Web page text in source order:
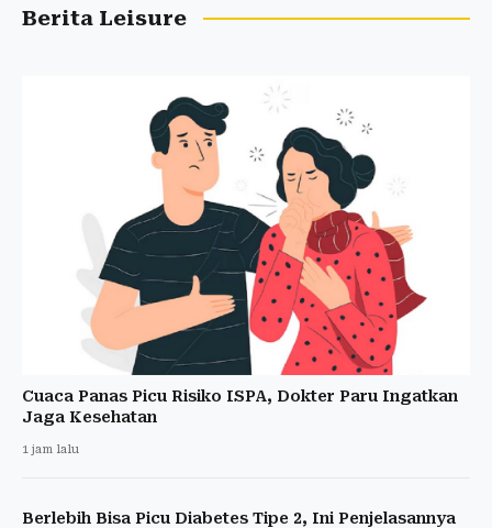
Berita Leisure
Cuaca Panas Picu Risiko ISPA, Dokter Paru Ingatkan
Jaga Kesehatan
1 jam lalu
Berlebih Bisa Picu Diabetes Tipe 2, Ini Penjelasannya